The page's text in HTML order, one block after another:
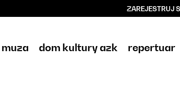
ZAREJESTRUJ
dom kultury azk repertuar